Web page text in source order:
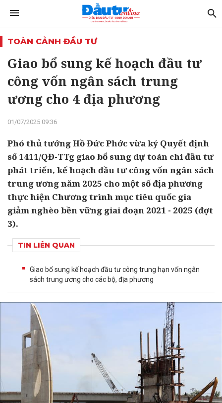
TOÀN CẢNH ĐẦU TƯ
Giao bổ sung kế hoạch đầu tư
công vốn ngân sách trung
ương cho 4 địa phương
01/07/2025 09:36
Phó thủ tướng Hồ Đức Phớc vừa ký Quyết định
số 1411/QĐ-TTg giao bổ sung dự toán chi đầu tư
phát triển, kế hoạch đầu tư công vốn ngân sách
trung ương năm 2025 cho một số địa phương
thực hiện Chương trình mục tiêu quốc gia
giảm nghèo bền vững giai đoạn 2021 - 2025 (đợt
3).
TIN LIÊN QUAN
Giao bổ sung kế hoạch đầu tư công trung hạn vốn ngân
sách trung ương cho các bộ, địa phương